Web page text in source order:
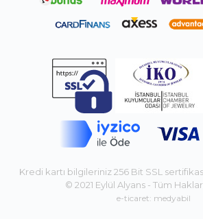
Kredi kartı bilgileriniz 256 Bit SSL
© 2021 Eylül Alyans - Tüm
e-ticaret: medyabil